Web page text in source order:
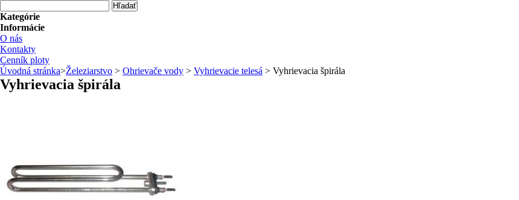
Kategórie
Informácie
O nás
Kontakty
Cenník ploty
Úvodná stránka>Železiarstvo > Ohrievače vody > Vyhrievacie telesá > Vyhrievacia špirála
Vyhrievacia špirála